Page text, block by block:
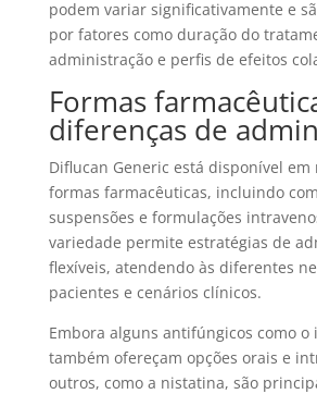
podem variar significativamente e
por fatores como duração do
administração e perfis de efeitos
Formas
diferenças de
Diflucan Generic está disponível
formas farmacêuticas, incluindo
suspensões e formulações
variedade permite estratégias de
flexíveis, atendendo às diferentes
pacientes e cenários clínicos.
Embora alguns antifúngicos como o
também ofereçam opções orais e
outros, como a nistatina, são